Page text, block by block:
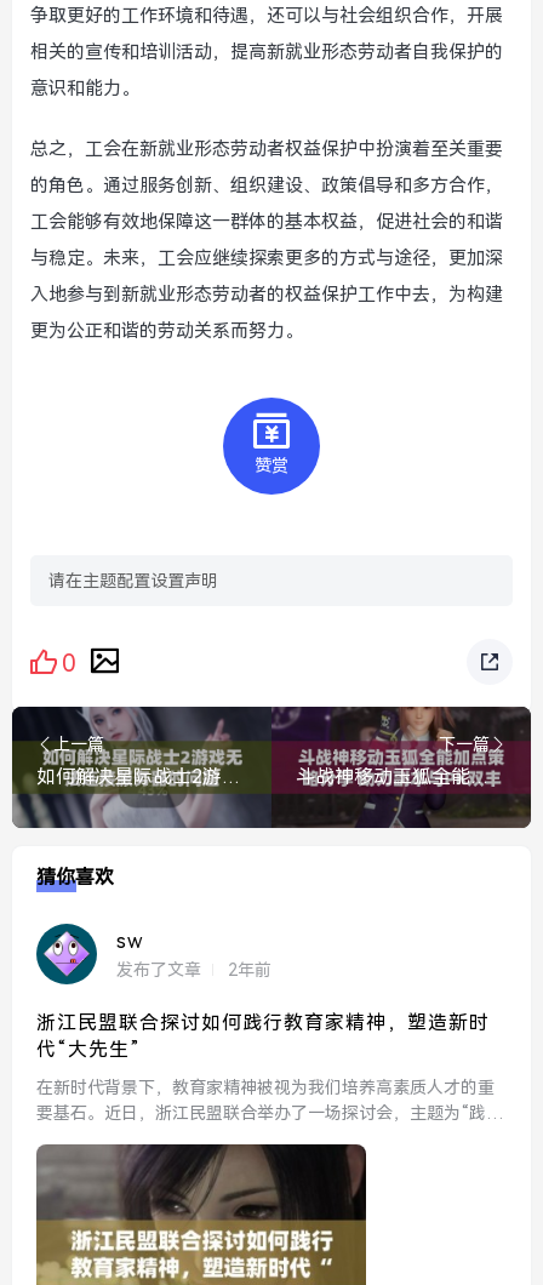
争取更好的工作环境和待遇，还可以与社会组织合作，开展
相关的宣传和培训活动，提高新就业形态劳动者自我保护的
意识和能力。
总之，工会在新就业形态劳动者权益保护中扮演着至关重要
的角色。通过服务创新、组织建设、政策倡导和多方合作，
工会能够有效地保障这一群体的基本权益，促进社会的和谐
与稳定。未来，工会应继续探索更多的方式与途径，更加深
入地参与到新就业形态劳动者的权益保护工作中去，为构建
更为公正和谐的劳动关系而努力。
赞赏
请在主题配置设置声明
0
上一篇
如何解决星际战士2游戏无法连接服务器的问题
下一篇
斗战神移动玉狐全能加点策略分享 助力副本与PK双丰收！
猜你喜欢
sw
发布了文章 2年前
浙江民盟联合探讨如何践行教育家精神，塑造新时
代“大先生”
在新时代背景下，教育家精神被视为我们培养高素质人才的重
要基石。近日，浙江民盟联合举办了一场探讨会，主题为“践行
内涵、实践案例以及如何在新时代背景下塑造具备这种精神的
教...